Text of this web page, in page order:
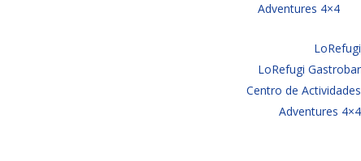
Adventures 4×4
LoRefugi
LoRefugi Gastrobar
Centro de Actividades
Adventures 4×4